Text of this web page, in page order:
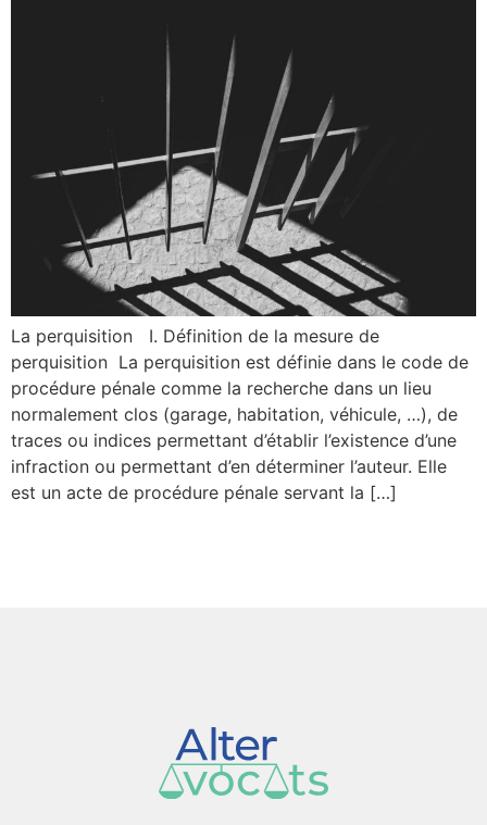
La perquisition I. Définition de la mesure de
perquisition La perquisition est définie dans le code de
procédure pénale comme la recherche dans un lieu
normalement clos (garage, habitation, véhicule, …), de
traces ou indices permettant d’établir l’existence d’une
infraction ou permettant d’en déterminer l’auteur. Elle
est un acte de procédure pénale servant la […]